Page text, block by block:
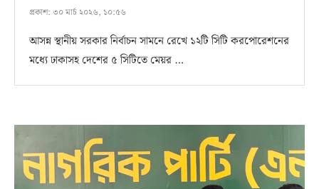
প্রকাশ: ৩০ মার্চ ২০২৬, ১০:৫৬
আসন্ন স্থানীয় সরকার নির্বাচন সামনে রেখে ১২টি সিটি করপোরেশনের
মধ্যে ঢাকাসহ দেশের ৫ সিটিতে মেয়র …